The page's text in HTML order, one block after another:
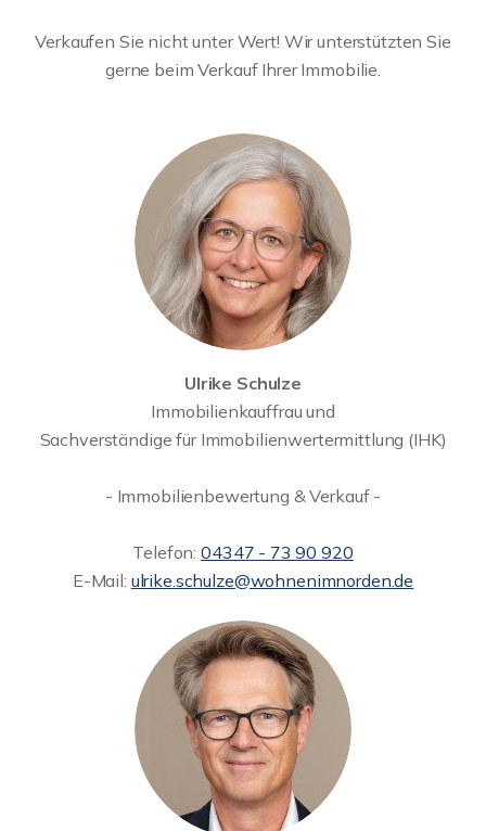
Verkaufen Sie nicht unter Wert! Wir unterstützten Sie
gerne beim Verkauf Ihrer Immobilie.
Ulrike Schulze
Immobilienkauffrau und
Sachverständige für Immobilienwertermittlung (IHK)
- Immobilienbewertung & Verkauf -
Telefon:04347 - 73 90 920
E-Mail: ulrike.schulze@wohnenimnorden.de